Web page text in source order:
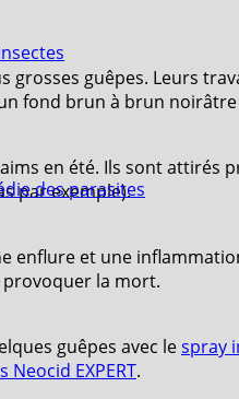
des parasites
grosses guêpes. Leurs
fond brun à brun
en été. Ils sont attirés
par exemple).
enflure et une
provoquer la mort.
guêpes avec lespray
EXPERT.